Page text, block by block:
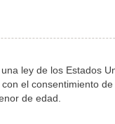
ley de los Estados
el consentimiento
de edad.